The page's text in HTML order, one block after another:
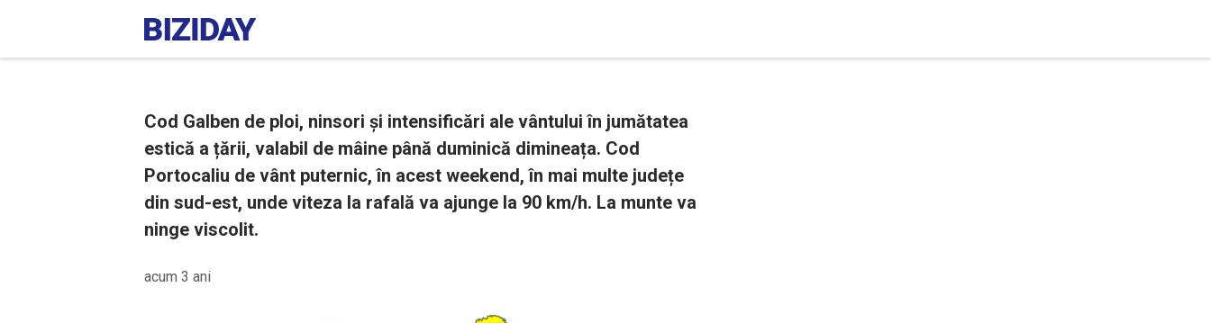
Cod Galben de ploi, ninsori și intensificări ale vântului în jumătatea
estică a țării, valabil de mâine până duminică dimineața. Cod
Portocaliu de vânt puternic, în acest weekend, în mai multe județe
din sud-est, unde viteza la rafală va ajunge la 90 km/h. La munte va
ninge viscolit.
acum 3 ani